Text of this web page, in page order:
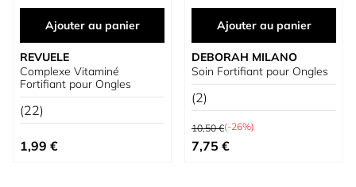
Ajouter au panier
REVUELE
Complexe Vitaminé
Fortifiant pour Ongles
(22)
1,99 €
Ajouter au panier
DEBORAH MILANO
Soin Fortifiant pour Ongles
(2)
Prix normal
10,50 €(-26%)
Prix spécial
7,75 €